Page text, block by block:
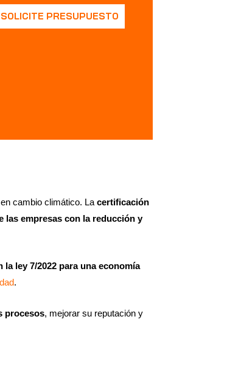
SOLICITE PRESUPUESTO
cambio climático. La certificación
las empresas con la reducción y
la ley 7/2022 para una economía
.
procesos, mejorar su reputación y